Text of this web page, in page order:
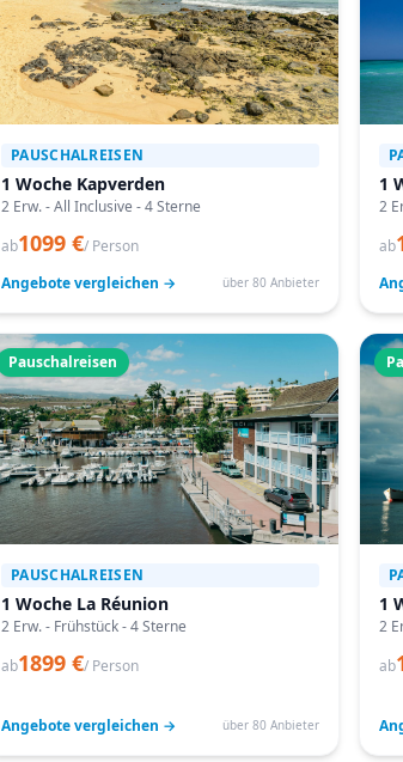
PAUSCHALREISEN
1 Woche Kapverden
2 Erw. - All Inclusive - 4 Sterne
ab1099 €/ Person
Angebote vergleichen →
über 80 Anbieter
1
2
ab
Pauschalreisen
PAUSCHALREISEN
1 Woche La Réunion
2 Erw. - Frühstück - 4 Sterne
ab1899 €/ Person
Angebote vergleichen → über 80 Anbieter
1
2
ab